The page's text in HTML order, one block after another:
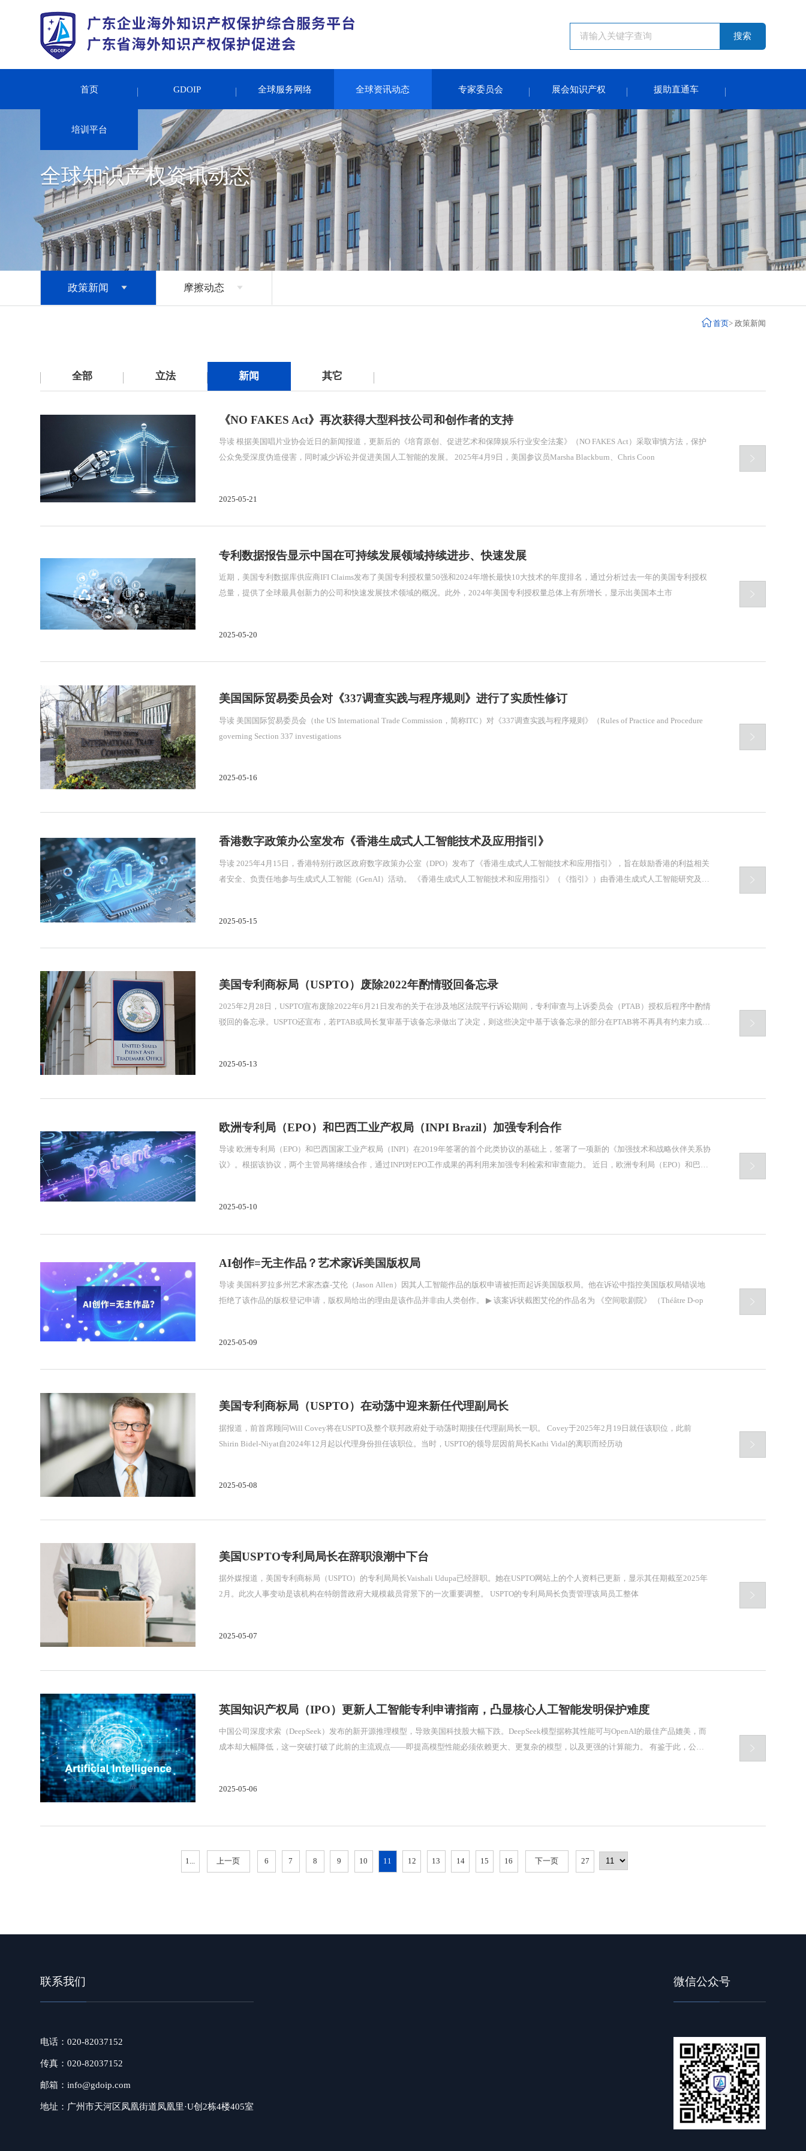
搜索
首页 GDOIP 全球服务网络 全球资讯动态 专家委员会 展会知识产权 援助直通车
培训平台
全球知识产权资讯动态
政策新闻  摩擦动态 
 首页> 政策新闻
全部 立法 新闻 其它
《NO FAKES Act》再次获得大型科技公司和创作者的支持
导读 根据美国唱片业协会近日的新闻报道，更新后的《培育原创、促进艺术和保障娱乐行业安全法案》（NO FAKES Act）采取审慎方法，保护
公众免受深度伪造侵害，同时减少诉讼并促进美国人工智能的发展。 2025年4月9日，美国参议员Marsha Blackburn、Chris Coon
2025-05-21

专利数据报告显示中国在可持续发展领域持续进步、快速发展
近期，美国专利数据库供应商IFI Claims发布了美国专利授权量50强和2024年增长最快10大技术的年度排名，通过分析过去一年的美国专利授权
总量，提供了全球最具创新力的公司和快速发展技术领域的概况。此外，2024年美国专利授权量总体上有所增长，显示出美国本土市
2025-05-20

美国国际贸易委员会对《337调查实践与程序规则》进行了实质性修订
导读 美国国际贸易委员会（the US International Trade Commission，简称ITC）对《337调查实践与程序规则》（Rules of Practice and Procedure
governing Section 337 investigations
2025-05-16

香港数字政策办公室发布《香港生成式人工智能技术及应用指引》
导读 2025年4月15日，香港特别行政区政府数字政策办公室（DPO）发布了《香港生成式人工智能技术和应用指引》，旨在鼓励香港的利益相关
者安全、负责任地参与生成式人工智能（GenAI）活动。 《香港生成式人工智能技术和应用指引》（《指引》）由香港生成式人工智能研究及发
2025-05-15

美国专利商标局（USPTO）废除2022年酌情驳回备忘录
2025年2月28日，USPTO宣布废除2022年6月21日发布的关于在涉及地区法院平行诉讼期间，专利审查与上诉委员会（PTAB）授权后程序中酌情
驳回的备忘录。USPTO还宣布，若PTAB或局长复审基于该备忘录做出了决定，则这些决定中基于该备忘录的部分在PTAB将不再具有约束力或说
2025-05-13

欧洲专利局（EPO）和巴西工业产权局（INPI Brazil）加强专利合作
导读 欧洲专利局（EPO）和巴西国家工业产权局（INPI）在2019年签署的首个此类协议的基础上，签署了一项新的《加强技术和战略伙伴关系协
议》。根据该协议，两个主管局将继续合作，通过INPI对EPO工作成果的再利用来加强专利检索和审查能力。 近日，欧洲专利局（EPO）和巴西
2025-05-10

AI创作=无主作品？艺术家诉美国版权局
导读 美国科罗拉多州艺术家杰森-艾伦（Jason Allen）因其人工智能作品的版权申请被拒而起诉美国版权局。他在诉讼中指控美国版权局错误地
拒绝了该作品的版权登记申请，版权局给出的理由是该作品并非由人类创作。 ▶ 该案诉状截图艾伦的作品名为 《空间歌剧院》 （Théâtre D-op
2025-05-09

美国专利商标局（USPTO）在动荡中迎来新任代理副局长
据报道，前首席顾问Will Covey将在USPTO及整个联邦政府处于动荡时期接任代理副局长一职。 Covey于2025年2月19日就任该职位，此前
Shirin Bidel-Niyat自2024年12月起以代理身份担任该职位。当时，USPTO的领导层因前局长Kathi Vidal的离职而经历动
2025-05-08

美国USPTO专利局局长在辞职浪潮中下台
据外媒报道，美国专利商标局（USPTO）的专利局局长Vaishali Udupa已经辞职。她在USPTO网站上的个人资料已更新，显示其任期截至2025年
2月。此次人事变动是该机构在特朗普政府大规模裁员背景下的一次重要调整。 USPTO的专利局局长负责管理该局员工整体
2025-05-07

英国知识产权局（IPO）更新人工智能专利申请指南，凸显核心人工智能发明保护难度
中国公司深度求索（DeepSeek）发布的新开源推理模型，导致美国科技股大幅下跌。DeepSeek模型据称其性能可与OpenAI的最佳产品媲美，而
成本却大幅降低，这一突破打破了此前的主流观点——即提高模型性能必须依赖更大、更复杂的模型，以及更强的计算能力。 有鉴于此，公司
2025-05-06

1... 上一页 6 7 8 9 10 11 12 13 14 15 16 下一页 27
联系我们
电话：020-82037152
传真：020-82037152
邮箱：info@gdoip.com
地址：广州市天河区凤凰街道凤凰里·U创2栋4楼405室
微信公众号